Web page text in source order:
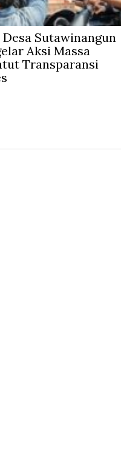
Desa Sutawinangun
Aksi Massa
Transparansi